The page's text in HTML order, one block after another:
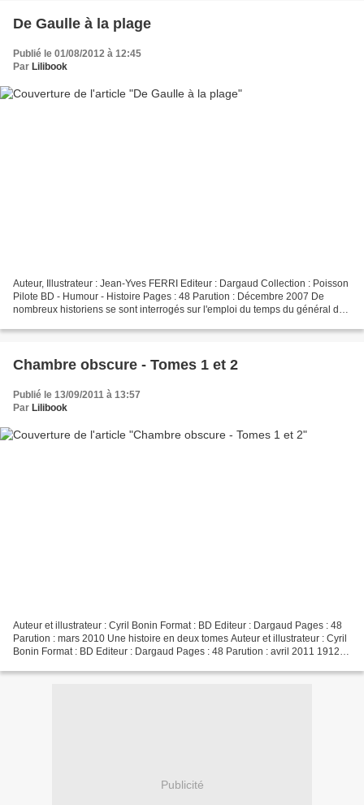
De Gaulle à la plage
Publié le 01/08/2012 à 12:45
Par Lilibook
Auteur, Illustrateur : Jean-Yves FERRI Editeur : Dargaud Collection : Poisson
Pilote BD - Humour - Histoire Pages : 48 Parution : Décembre 2007 De
nombreux historiens se sont interrogés sur l'emploi du temps du général de
Chambre obscure - Tomes 1 et 2
Publié le 13/09/2011 à 13:57
Par Lilibook
Auteur et illustrateur : Cyril Bonin Format : BD Editeur : Dargaud Pages : 48
Parution : mars 2010 Une histoire en deux tomes Auteur et illustrateur : Cyril
Bonin Format : BD Editeur : Dargaud Pages : 48 Parution : avril 2011 1912.
Publicité